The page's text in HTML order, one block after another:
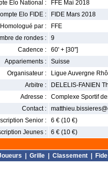
Elo National :
FFE Mai 2018
Elo FIDE :
FIDE Mars 2018
Homologué par :
FFE
de rondes :
9
Cadence :
60' + [30'']
Appariements :
Suisse
Organisateur :
Ligue Auvergne
Arbitre :
DELELIS-FANIEN
Adresse :
Complexe Sportif
Contact :
Senior :
6 € (10 €)
Jeunes :
6 € (10 €)
Grille Classement Fide